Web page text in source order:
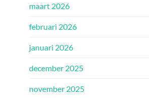
maart 2026
februari 2026
januari 2026
december 2025
november 2025